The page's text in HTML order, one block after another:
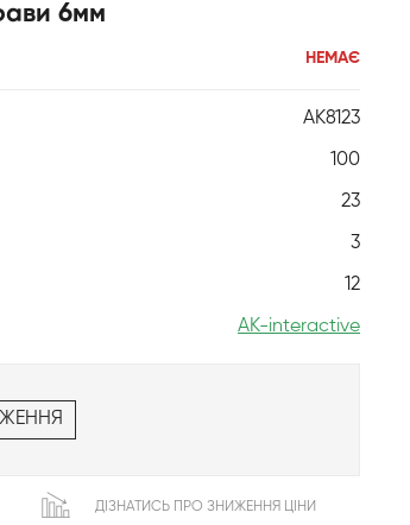
6мм
НЕМАЄ
AK8123
100
23
3
12
AK-interactive
ДІЗНАТИСЬ ПРО ЗНИЖЕННЯ ЦІНИ